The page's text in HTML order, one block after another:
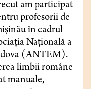
am participat
profesorii de
în cadrul
Națională a
(ANTEM).
limbii române
manuale,